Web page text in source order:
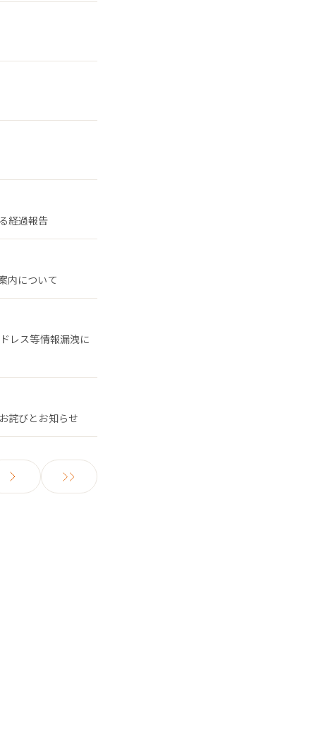
経過報告
内について
レス等情報漏洩に
詫びとお知らせ